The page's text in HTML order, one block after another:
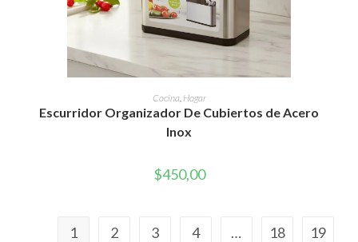
AÑADIR AL CARRITO
Cocina Hogar
Escurridor Organizador De Cubiertos de Acero
Inox
$450,00
1 2 3 4 … 18
19